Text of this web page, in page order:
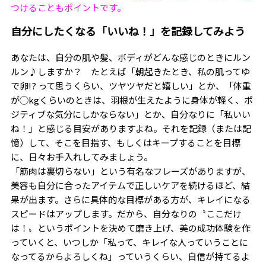
つけることもポイントです。
自分にしたくなる「いいね！」を記録してみよう
あなたは、自分の肌や髪、ボディがどんな感じのときにルン
ルン♪しますか？ たとえば「朝起きたとき、私の肌ってゆ
で卵!? って思うくらい、ツヤツヤだと嬉しい」とか、「体重
が◯kgくらいのときは、羽根が生えたように身体が軽く、ポ
ジティブな気分にしかならない」とか、自分なりに「私いい
ね！」と感じる目安がありますよね。それを記録（または記
憶）して、そこを目指す、もしくはキープすることを目標
に、日々お手入れしてみましょう。
「筋肉は裏切らない」という有名なフレーズがありますが、
美容も自分に合ったアイテムで正しいケアを続けるほど、結
果が出ます。さらに具体的な目標がある方が、キレイになる
スピードはアップします。だから、自分なりの〝ここだけ
は！〟というポイントを決めて磨き上げ、美の成功体験を作
っていくと、いつしか「私って、キレイな人っていうことに
なってるからよろしくね」っていうくらい、自信が持てるよ